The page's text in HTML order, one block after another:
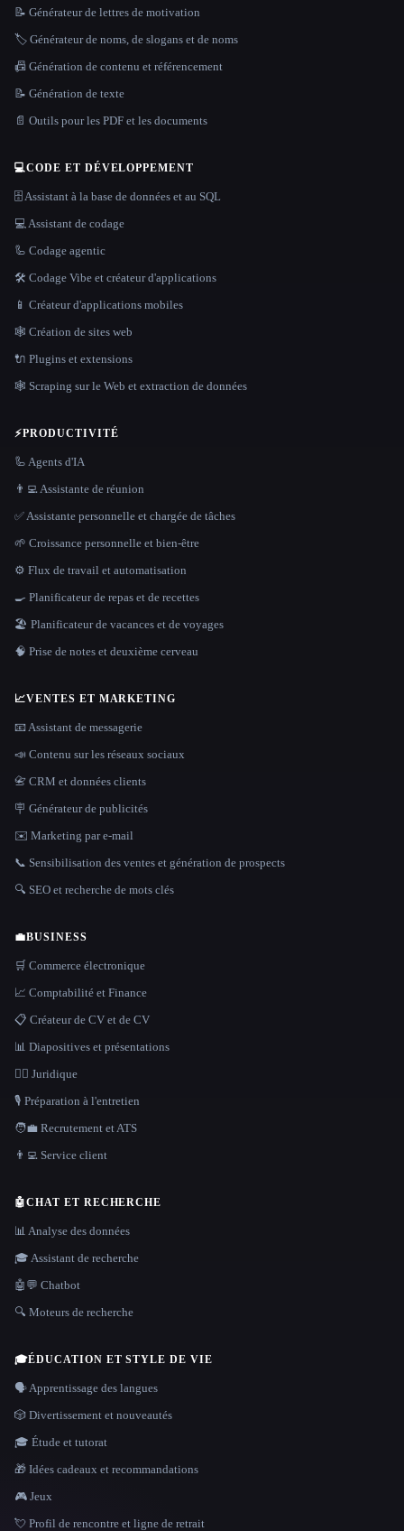
📝 Générateur de lettres de motivation
🏷️ Générateur de noms, de slogans et de noms
📠 Génération de contenu et référencement
📝 Génération de texte
📄 Outils pour les PDF et les documents
💻CODE ET DÉVELOPPEMENT
🗄️ Assistant à la base de données et au SQL
💻 Assistant de codage
🦾 Codage agentic
🛠️ Codage Vibe et créateur d'applications
📱 Créateur d'applications mobiles
🕸 Création de sites web
🔌 Plugins et extensions
🕸️ Scraping sur le Web et extraction de données
⚡PRODUCTIVITÉ
🦾 Agents d'IA
👨‍💻 Assistante de réunion
✅ Assistante personnelle et chargée de tâches
🌱 Croissance personnelle et bien-être
⚙️ Flux de travail et automatisation
🍳 Planificateur de repas et de recettes
🏖 Planificateur de vacances et de voyages
🧠 Prise de notes et deuxième cerveau
📈VENTES ET MARKETING
📧 Assistant de messagerie
📣 Contenu sur les réseaux sociaux
📇 CRM et données clients
🪧 Générateur de publicités
✉️ Marketing par e-mail
📞 Sensibilisation des ventes et génération de prospects
🔍 SEO et recherche de mots clés
💼BUSINESS
🛒 Commerce électronique
📈 Comptabilité et Finance
📋 Créateur de CV et de CV
📊 Diapositives et présentations
👩‍⚖️ Juridique
🎙️ Préparation à l'entretien
🧑‍💼 Recrutement et ATS
👨‍💻 Service client
🤖CHAT ET RECHERCHE
📊 Analyse des données
🎓 Assistant de recherche
🤖💬 Chatbot
🔍 Moteurs de recherche
🎓ÉDUCATION ET STYLE DE VIE
🗣️ Apprentissage des langues
🎲 Divertissement et nouveautés
🎓 Étude et tutorat
🎁 Idées cadeaux et recommandations
🎮 Jeux
💘 Profil de rencontre et ligne de retrait